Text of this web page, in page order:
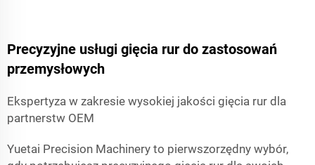
Precyzyjne usługi gięcia rur do zastosowań
przemysłowych
Ekspertyza w zakresie wysokiej jakości gięcia rur dla
partnerstw OEM
Yuetai Precision Machinery to pierwszorzędny wybór,